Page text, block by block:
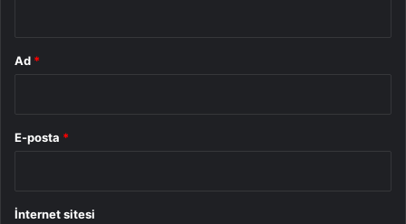
Ad *
E-posta *
İnternet sitesi